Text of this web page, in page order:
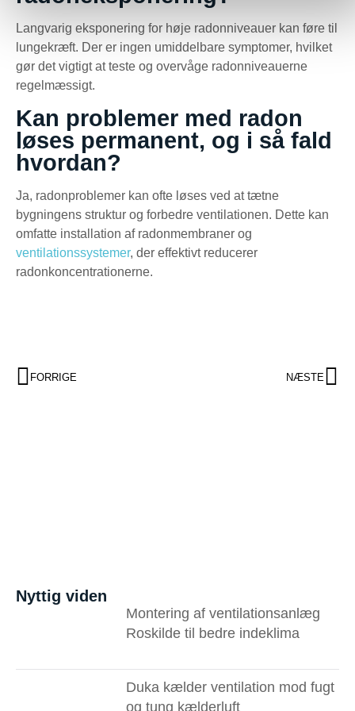
Langvarig eksponering for høje radonniveauer kan føre til
lungekræft. Der er ingen umiddelbare symptomer, hvilket
gør det vigtigt at teste og overvåge radonniveauerne
regelmæssigt.
Kan problemer med radon
løses permanent, og i så fald
hvordan?
Ja, radonproblemer kan ofte løses ved at tætne
bygningens struktur og forbedre ventilationen. Dette kan
omfatte installation af radonmembraner og
ventilationssystemer, der effektivt reducerer
radonkoncentrationerne.
FORRIGE NÆSTE
Nyttig viden
Montering af ventilationsanlæg
Roskilde til bedre indeklima
Duka kælder ventilation mod fugt
og tung kælderluft